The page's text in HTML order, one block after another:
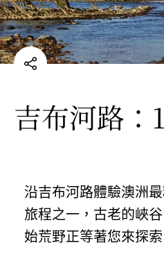
吉布河路：
沿吉布河路體驗澳洲
旅程之一，古老的峽
始荒野正等著您來探索